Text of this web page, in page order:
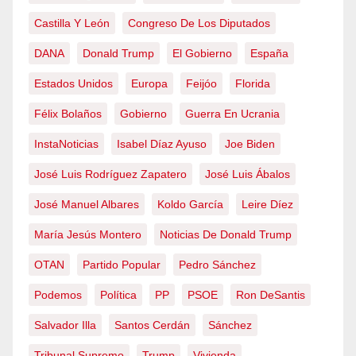
Castilla Y León Congreso De Los Diputados
DANA Donald Trump El Gobierno España
Estados Unidos Europa Feijóo Florida
Félix Bolaños Gobierno Guerra En Ucrania
InstaNoticias Isabel Díaz Ayuso Joe Biden
José Luis Rodríguez Zapatero José Luis Ábalos
José Manuel Albares Koldo García Leire Díez
María Jesús Montero Noticias De Donald Trump
OTAN Partido Popular Pedro Sánchez
Podemos Política PP PSOE Ron DeSantis
Salvador Illa Santos Cerdán Sánchez